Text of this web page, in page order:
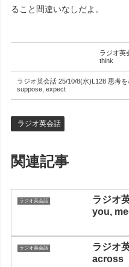
ること間違いなしだよ。
ラジオ英
think
ラジオ英会話 25/10/8(水)L128 思考
suppose, expect
ラジオ英会話
関連記事
ラジオ英会話
ラジオ
you,
ラジオ英会話
ラジオ
across